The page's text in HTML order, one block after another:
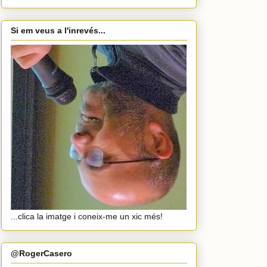
Si em veus a l'inrevés...
...clica la imatge i coneix-me un xic més!
@RogerCasero